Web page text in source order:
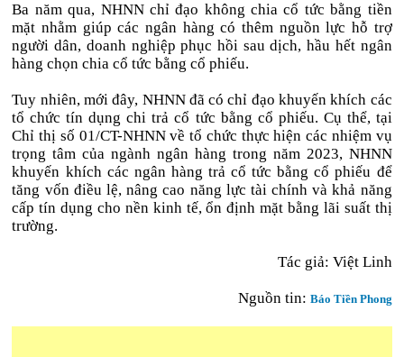
Ba năm qua, NHNN chỉ đạo không chia cổ tức bằng tiền
mặt nhằm giúp các ngân hàng có thêm nguồn lực hỗ trợ
người dân, doanh nghiệp phục hồi sau dịch, hầu hết ngân
hàng chọn chia cổ tức bằng cổ phiếu.
Tuy nhiên, mới đây, NHNN đã có chỉ đạo khuyến khích các
tổ chức tín dụng chi trả cổ tức bằng cổ phiếu. Cụ thể, tại
Chỉ thị số 01/CT-NHNN về tổ chức thực hiện các nhiệm vụ
trọng tâm của ngành ngân hàng trong năm 2023, NHNN
khuyến khích các ngân hàng trả cổ tức bằng cổ phiếu để
tăng vốn điều lệ, nâng cao năng lực tài chính và khả năng
cấp tín dụng cho nền kinh tế, ổn định mặt bằng lãi suất thị
trường.
Tác giả: Việt Linh
Nguồn tin: Báo Tiền Phong